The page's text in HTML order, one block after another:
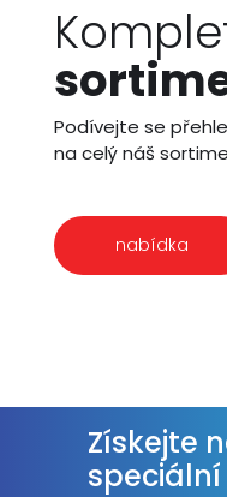
Podívejte se
na celý náš
nabídka
Získejte